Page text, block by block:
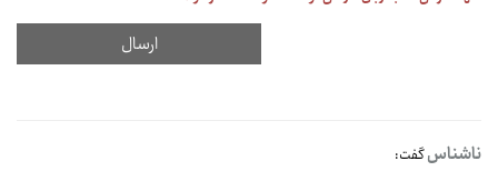
ناشناسگفت: